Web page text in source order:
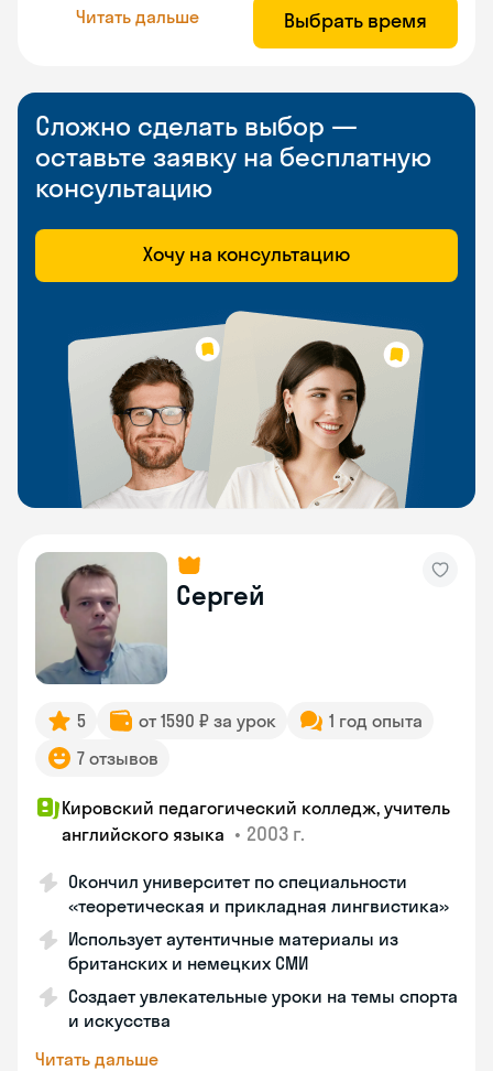
Читать дальше Выбрать время
Сложно сделать выбор —
оставьте заявку на бесплатную
консультацию
Хочу на консультацию
Сергей
5 от 1590 ₽ за урок
1 год опыта
7 отзывов
Кировский педагогический колледж, учитель
английского языка • 2003 г.
Окончил университет по специальности
«теоретическая и прикладная лингвистика»
Использует аутентичные материалы из
британских и немецких СМИ
Создает увлекательные уроки на темы спорта
и искусства
Читать дальше